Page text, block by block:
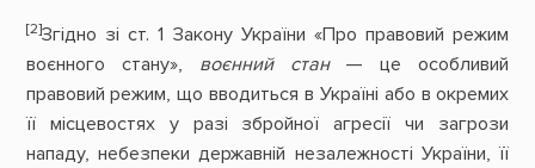
[2]Згідно зі ст. 1 Закону України «Про правовий режим
воєнного стану», воєнний стан— це особливий
правовий режим, що вводиться в Україні або в окремих
її місцевостях у разі збройної агресії чи загрози
нападу, небезпеки державній незалежності України, її